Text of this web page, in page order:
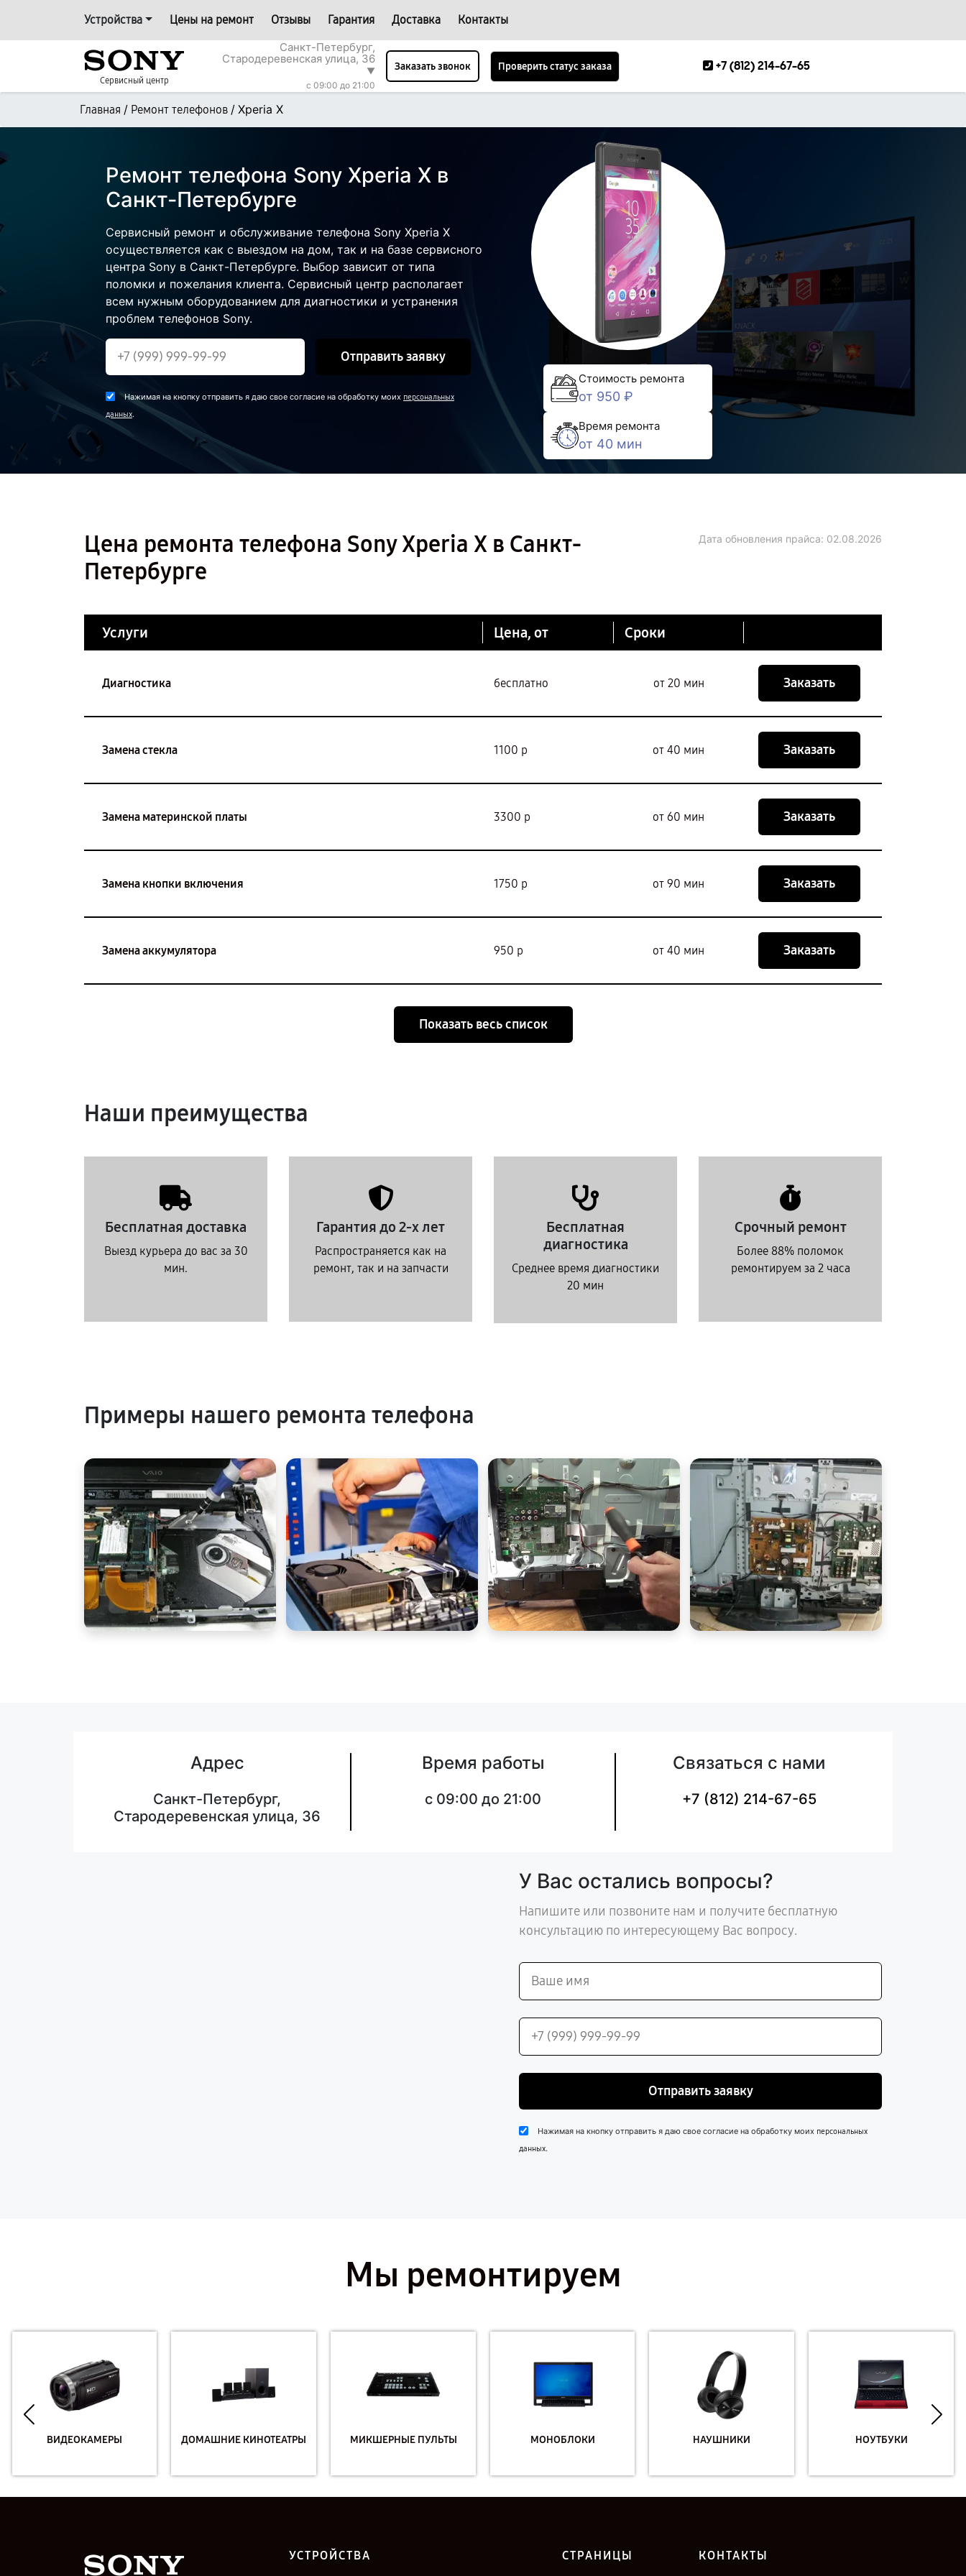
Устройства Цены на ремонт Отзывы Гарантия Доставка Контакты
Сервисный центр
Санкт-Петербург,
Стародеревенская улица, 36
▼
c 09:00 до 21:00
Заказать звонок Проверить статус заказа +7 (812) 214-67-65
Главная / Ремонт телефонов / Xperia X
Ремонт телефона Sony Xperia X в
Санкт-Петербурге
Сервисный ремонт и обслуживание телефона Sony Xperia X
осуществляется как с выездом на дом, так и на базе сервисного
центра Sony в Санкт-Петербурге. Выбор зависит от типа
поломки и пожелания клиента. Сервисный центр располагает
всем нужным оборудованием для диагностики и устранения
проблем телефонов Sony.
Отправить заявку
Нажимая на кнопку отправить я даю свое согласие на обработку моих персональных
данных.
Стоимость ремонта
от 950 ₽
Время ремонта
от 40 мин
Цена ремонта телефона Sony Xperia X в Санкт-
Петербурге
Дата обновления прайса: 02.08.2026
Услуги Цена, от Сроки
Диагностика бесплатно от 20 мин Заказать
Замена стекла 1100 р от 40 мин Заказать
Замена материнской платы 3300 р от 60 мин Заказать
Замена кнопки включения 1750 р от 90 мин Заказать
Замена аккумулятора 950 р от 40 мин Заказать
Показать весь список
Наши преимущества
Бесплатная доставка
Выезд курьера до вас за 30
мин.
Гарантия до 2-х лет
Распространяется как на
ремонт, так и на запчасти
Бесплатная
диагностика
Среднее время диагностики
20 мин
Срочный ремонт
Более 88% поломок
ремонтируем за 2 часа
Примеры нашего ремонта телефона
Адрес
Санкт-Петербург,
Стародеревенская улица, 36
Время работы
c 09:00 до 21:00
Связаться с нами
+7 (812) 214-67-65
У Вас остались вопросы?
Напишите или позвоните нам и получите бесплатную
консультацию по интересующему Вас вопросу.
Отправить заявку
Нажимая на кнопку отправить я даю свое согласие на обработку моих персональных
данных.
Мы ремонтируем
ВИДЕОКАМЕРЫ ДОМАШНИЕ КИНОТЕАТРЫ МИКШЕРНЫЕ ПУЛЬТЫ МОНОБЛОКИ НАУШНИКИ НОУТБУКИ
УСТРОЙСТВА СТРАНИЦЫ КОНТАКТЫ